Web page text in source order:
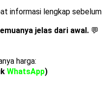
informasi lengkap sebelum
jelas dari awal. 💬
harga:
WhatsApp)